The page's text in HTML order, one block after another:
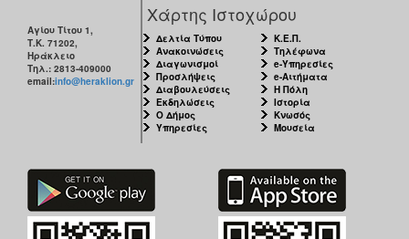
Αγίου Τίτου 1,
Τ.Κ. 71202,
Ηράκλειο
Τηλ.: 2813-409000
email:info@heraklion.gr
Χάρτης Ιστοχώρου
Δελτία Τύπου
Ανακοινώσεις
Διαγωνισμοί
Προσλήψεις
Διαβουλεύσεις
Εκδηλώσεις
Ο Δήμος
Υπηρεσίες
Κ.Ε.Π.
Τηλέφωνα
e-Υπηρεσίες
e-Αιτήματα
Η Πόλη
Ιστορία
Κνωσός
Μουσεία